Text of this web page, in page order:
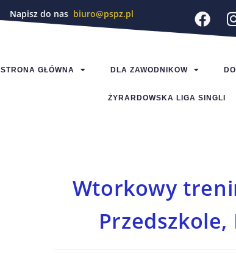
Napisz do nas biuro@pspz.pl
STRONA GŁÓWNA DLA ZAWODNIKOW
ŻYRARDOWSKA LIGA SINGLI
Wtorkowy